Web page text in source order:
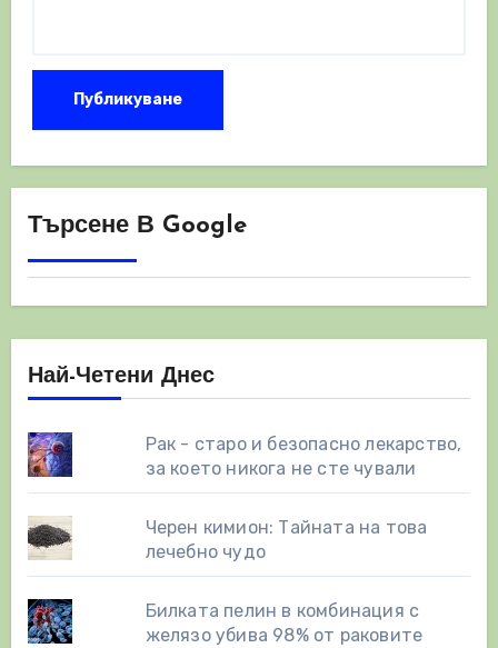
Търсене В Google
Най-Четени Днес
Рак - старо и безопасно лекарство,
за което никога не сте чували
Черен кимион: Тайната на това
лечебно чудо
Билката пелин в комбинация с
желязо убива 98% от раковите